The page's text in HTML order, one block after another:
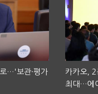
…'보관·평가
카카오, 2
최대…에